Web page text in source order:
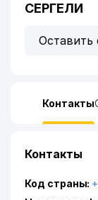
СЕРГЕЛИ
Оставить
Контакты
Контакты
Код страны: